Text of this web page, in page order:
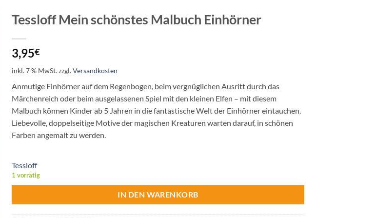
Tessloff Mein schönstes Malbuch Einhörner
3,95€
inkl. 7 % MwSt.zzgl.Versandkosten
Anmutige Einhörner auf dem Regenbogen, beim vergnüglichen Ausritt durch das
Märchenreich oder beim ausgelassenen Spiel mit den kleinen Elfen – mit diesem
Malbuch können Kinder ab 5 Jahren in die fantastische Welt der Einhörner eintauchen.
Liebevolle, doppelseitige Motive der magischen Kreaturen warten darauf, in schönen
Farben angemalt zu werden.
Tessloff
1 vorrätig
IN DEN WARENKORB